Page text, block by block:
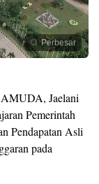
Perbesar
Jaelani
Pemerintah
Pendapatan Asli
pada